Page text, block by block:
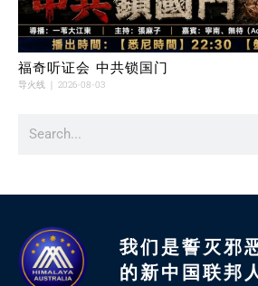
福奇听证会 中共锁国门
导火线 2026-08-03
我们是誓灭邪
的新中国联邦